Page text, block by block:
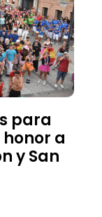
para
a
y San